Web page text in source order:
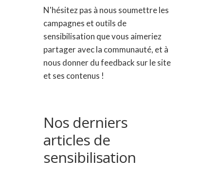
N'hésitez pas à nous soumettre les
campagnes et outils de
sensibilisation que vous aimeriez
partager avec la communauté, et à
nous donner du feedback sur le site
et ses contenus !
Nos derniers
articles de
sensibilisation